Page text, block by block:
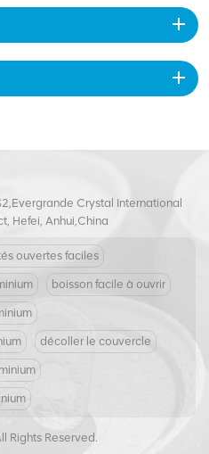
Crystal International
Hefei, Anhui,China
ouvertes faciles
boisson facile à ouvrir
décoller le couvercle
Rights Reserved.